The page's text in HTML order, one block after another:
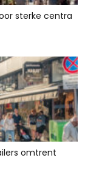
sterke centra
omtrent